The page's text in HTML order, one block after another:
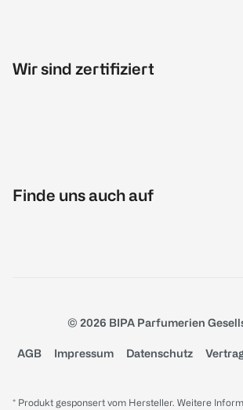
Wir sind zertifiziert
Finde uns auch auf
© 2026 BIPA Parfumerien
AGB Impressum Datenschutz
* Produkt gesponsert vom Hersteller. Weitere